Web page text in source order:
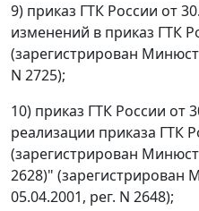
9) приказ ГТК России от
изменений в приказ ГТК
(зарегистрирован
N 2725);
10) приказ ГТК России от
реализации приказа ГТК
(зарегистрирован
2628)" (зарегистрирован
05.04.2001, рег. N 2648);